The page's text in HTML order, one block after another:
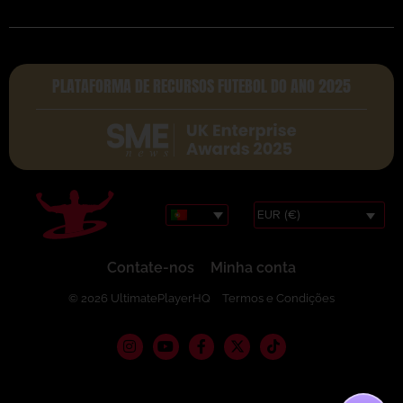
PLATAFORMA DE RECURSOS FUTEBOL DO ANO 2025
EUR (€)
Contate-nos Minha conta
© 2026 UltimatePlayerHQ Termos e Condições